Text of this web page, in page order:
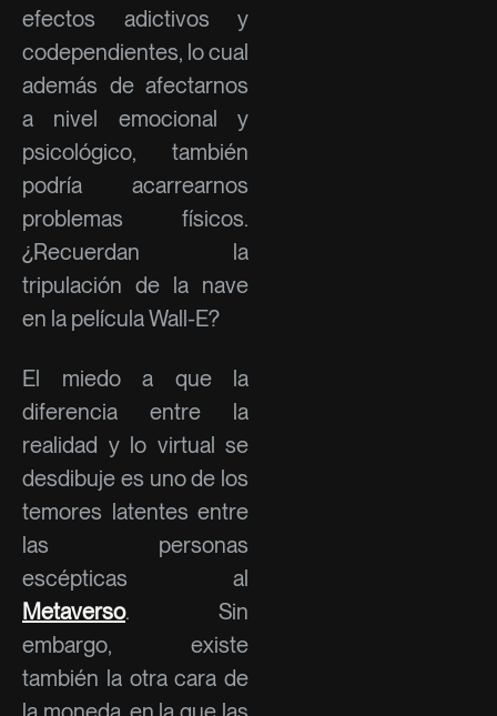
efectos adictivos y
codependientes, lo cual
además de afectarnos
a nivel emocional y
psicológico, también
podría acarrearnos
problemas físicos.
¿Recuerdan la
tripulación de la nave
en la película Wall-E?
El miedo a que la
diferencia entre la
realidad y lo virtual se
desdibuje es uno de los
temores latentes entre
las personas
escépticas al
Metaverso. Sin
embargo, existe
también la otra cara de